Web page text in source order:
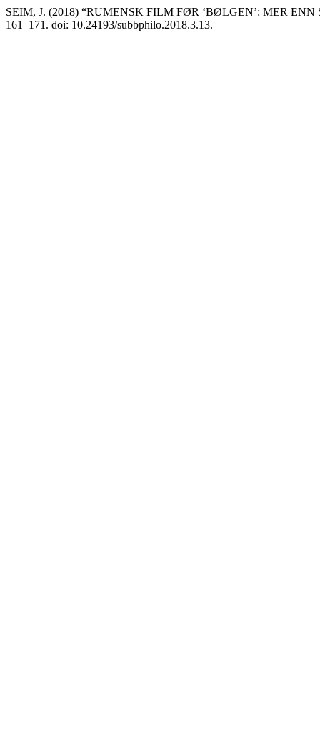
SEIM, J. (2018) “RUMENSK FILM FØR ‘BØLGEN’: MER
161–171. doi: 10.24193/subbphilo.2018.3.13.